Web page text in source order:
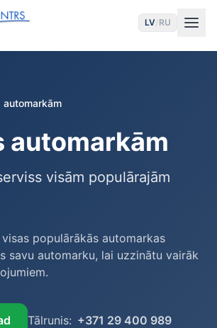
LV/RU
automarkām
automarkām
visām populārajām
populārākās automarkas
savu automarku, lai uzzinātu vairāk
Tālrunis: +371 29 400 989